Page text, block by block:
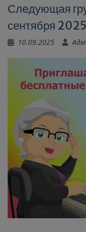
Следующая
сентября 2025
10.09.2025